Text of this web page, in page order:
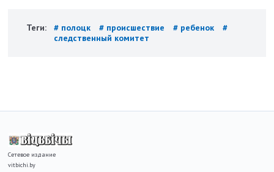
Теги: # полоцк # происшествие # ребенок
#
следственный комитет
Сетевое издание
vitbichi.by